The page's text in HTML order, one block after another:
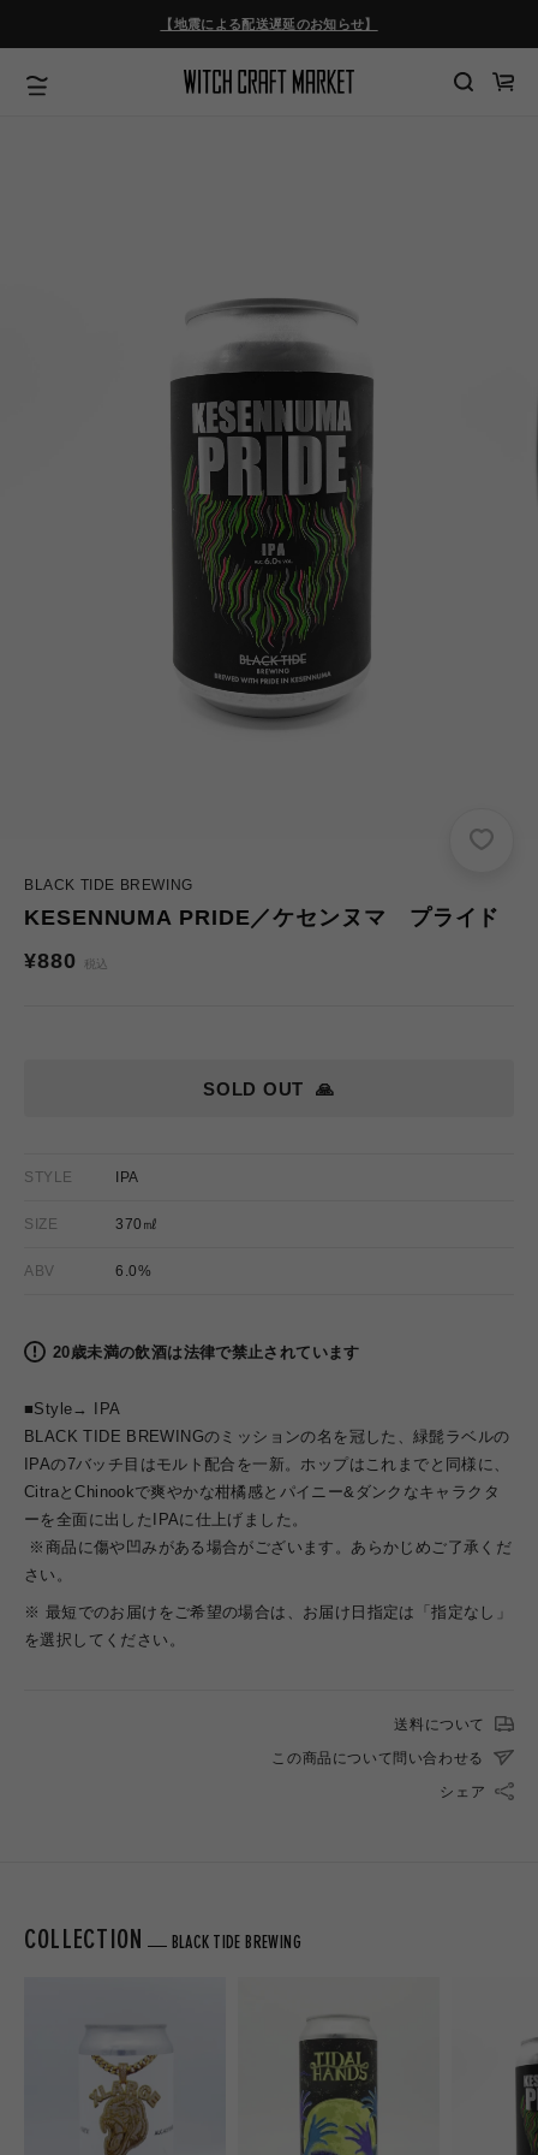
進
む
【地震による配送遅延のお知らせ】
カ
BLACK TIDE BREWING
KESENNUMA PRIDE／ケセンヌマ プライド
通
¥880 税込
🙏
SOLD OUT
STYLE IPA
SIZE 370㎖
ABV 6.0%
20歳未満の飲酒は法律で禁止されています
■Style→ IPA
BLACK TIDE BREWINGのミッションの名を冠した、緑髭ラベルの
IPAの7バッチ目はモルト配合を一新。ホップはこれまでと同様に、
CitraとChinookで爽やかな柑橘感とパイニー&ダンクなキャラクタ
ーを全面に出したIPAに仕上げました。
※商品に傷や凹みがある場合がございます。あらかじめご了承くだ
さい。
※ 最短でのお届けをご希望の場合は、お届け日指定は「指定なし」
を選択してください。
送料について
この商品について問い合わせる
シェア
COLLECTION BLACK TIDE BREWING